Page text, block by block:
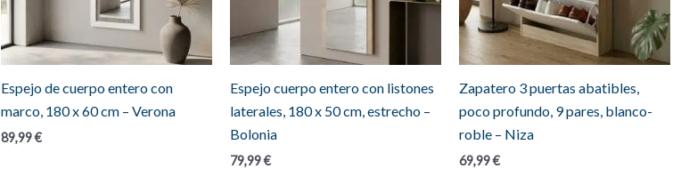
Espejo de cuerpo entero con
marco, 180 x 60 cm – Verona
89,99€
Espejo cuerpo entero con listones
laterales, 180 x 50 cm, estrecho –
Bolonia
79,99€
Zapatero 3 puertas abatibles,
poco profundo, 9 pares, blanco-
roble – Niza
69,99€